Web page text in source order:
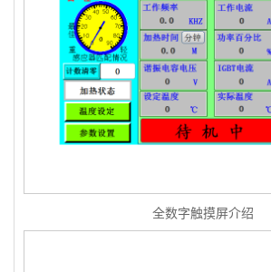
全数字触摸屏介绍